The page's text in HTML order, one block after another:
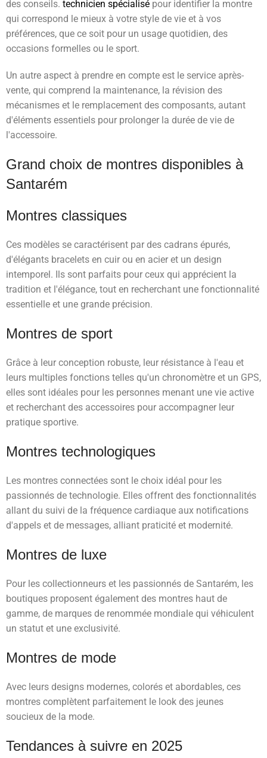
des conseils. technicien spécialisé pour identifier la montre
qui correspond le mieux à votre style de vie et à vos
préférences, que ce soit pour un usage quotidien, des
occasions formelles ou le sport.
Un autre aspect à prendre en compte est le service après-
vente, qui comprend la maintenance, la révision des
mécanismes et le remplacement des composants, autant
d'éléments essentiels pour prolonger la durée de vie de
l'accessoire.
Grand choix de montres disponibles à
Santarém
Montres classiques
Ces modèles se caractérisent par des cadrans épurés,
d'élégants bracelets en cuir ou en acier et un design
intemporel. Ils sont parfaits pour ceux qui apprécient la
tradition et l'élégance, tout en recherchant une fonctionnalité
essentielle et une grande précision.
Montres de sport
Grâce à leur conception robuste, leur résistance à l'eau et
leurs multiples fonctions telles qu'un chronomètre et un GPS,
elles sont idéales pour les personnes menant une vie active
et recherchant des accessoires pour accompagner leur
pratique sportive.
Montres technologiques
Les montres connectées sont le choix idéal pour les
passionnés de technologie. Elles offrent des fonctionnalités
allant du suivi de la fréquence cardiaque aux notifications
d'appels et de messages, alliant praticité et modernité.
Montres de luxe
Pour les collectionneurs et les passionnés de Santarém, les
boutiques proposent également des montres haut de
gamme, de marques de renommée mondiale qui véhiculent
un statut et une exclusivité.
Montres de mode
Avec leurs designs modernes, colorés et abordables, ces
montres complètent parfaitement le look des jeunes
soucieux de la mode.
Tendances à suivre en 2025